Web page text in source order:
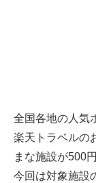
全国各地の人気
楽天トラベルの
まな施設が500
今回は対象施設